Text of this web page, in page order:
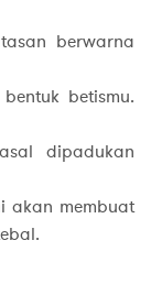
berwarna
betismu.
dipadukan
akan membuat